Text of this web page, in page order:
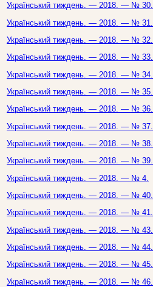
Український тиждень. — 2018. — № 30.
Український тиждень. — 2018. — № 31.
Український тиждень. — 2018. — № 32.
Український тиждень. — 2018. — № 33.
Український тиждень. — 2018. — № 34.
Український тиждень. — 2018. — № 35.
Український тиждень. — 2018. — № 36.
Український тиждень. — 2018. — № 37.
Український тиждень. — 2018. — № 38.
Український тиждень. — 2018. — № 39.
Український тиждень. — 2018. — № 4.
Український тиждень. — 2018. — № 40.
Український тиждень. — 2018. — № 41.
Український тиждень. — 2018. — № 43.
Український тиждень. — 2018. — № 44.
Український тиждень. — 2018. — № 45.
Український тиждень. — 2018. — № 46.